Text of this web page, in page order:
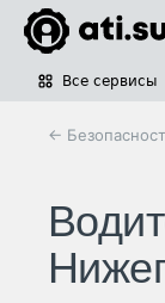
Все сервисы
←